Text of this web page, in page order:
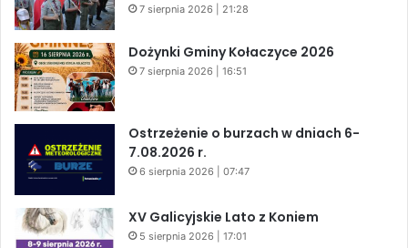
7 sierpnia 2026 | 21:28
Dożynki Gminy Kołaczyce 2026
7 sierpnia 2026 | 16:51
Ostrzeżenie o burzach w dniach 6-
7.08.2026 r.
6 sierpnia 2026 | 07:47
XV Galicyjskie Lato z Koniem
5 sierpnia 2026 | 17:01